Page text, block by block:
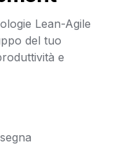
Lean-Agile
del tuo
e